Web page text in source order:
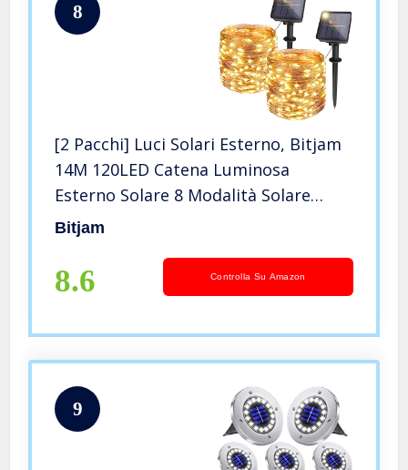
8
[2 Pacchi] Luci Solari Esterno, Bitjam
14M 120LED Catena Luminosa
Esterno Solare 8 Modalità Solare
Stringa Fata Luci Impermeabile Filo
Giardino,Cortile,Festa,Bianco Caldo
Bitjam
8.6 Controlla Su Amazon
9